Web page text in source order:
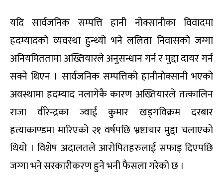
यदि सार्वजनिक सम्पत्ति हानी नोक्सानीका विवादमा
हदम्यादको व्यवस्था हुन्थ्यो भने ललिता निवासको जग्गा
अनियमिततामा अख्तियारले अनुसन्धान गर्न र मुद्दा दायर गर्न
सक्ने थिएन । सार्वजनिक सम्पत्तिको हानीनोक्सानी भएको
अवस्थामा हदम्याद नलागेकै कारण अख्तियारले तत्कालिन
राजा वीरेन्द्रका ज्वाईं कुमार खड्गविक्रम दरबार
हत्याकाण्डमा मारिएको २१ वर्षपछि भ्रष्टाचार मुद्दा चलाएको
थियो । विशेष अदालतले आरोपितहरुलाई सफाइ दिएपछि
जग्गा भने सरकारीकरण हुने भनी फैसला गरेको छ ।